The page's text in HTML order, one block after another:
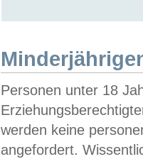
Personen unter 18
werden keine
angefordert.